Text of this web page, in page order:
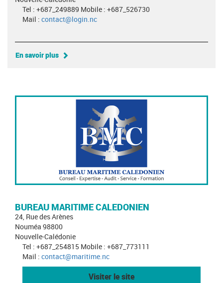
Tel : +687_249889 Mobile : +687_526730
Mail : contact@login.nc
En savoir plus
BUREAU MARITIME CALEDONIEN
24, Rue des Arènes
Nouméa 98800
Nouvelle-Calédonie
Tel : +687_254815 Mobile : +687_773111
Mail : contact@maritime.nc
Visiter le site